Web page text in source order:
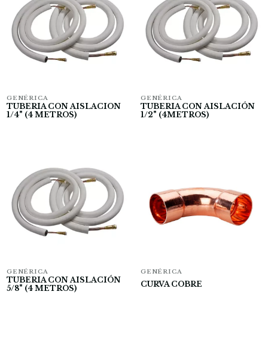
GENÉRICA
TUBERIA CON AISLACION
1/4" (4 METROS)
GENÉRICA
TUBERIA CON AISLACIÓN
1/2" (4METROS)
GENÉRICA
TUBERIA CON AISLACIÓN
5/8" (4 METROS)
GENÉRICA
CURVA COBRE